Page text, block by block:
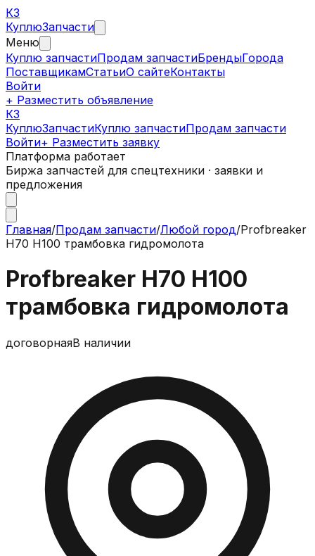
КЗ
КуплюЗапчасти
Меню
Куплю запчастиПродам запчастиБрендыГорода
ПоставщикамСтатьиО сайтеКонтакты
Войти
+ Разместить объявление
КЗ
КуплюЗапчастиКуплю запчастиПродам запчасти
Войти+ Разместить заявку
Платформа работает
Биржа запчастей для спецтехники · заявки и
предложения
Главная/Продам запчасти/Любой город/Profbreaker
H70 H100 трамбовка гидромолота
Profbreaker H70 H100
трамбовка гидромолота
договорнаяВ наличии